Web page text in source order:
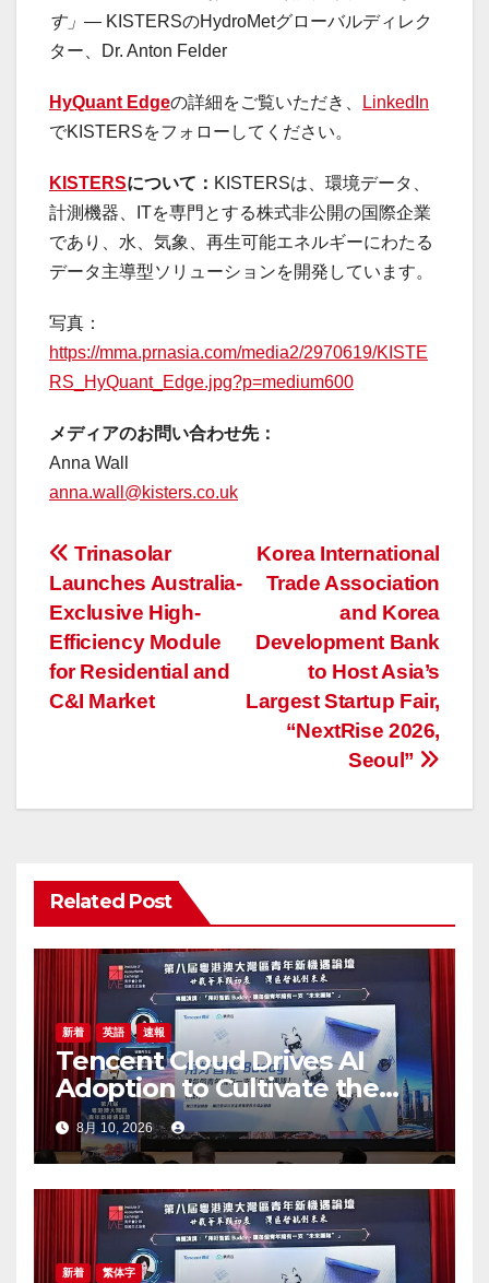
す」— KISTERSのHydroMetグローバルディレク
ター、Dr. Anton Felder
HyQuant Edgeの詳細をご覧いただき、
LinkedIn
でKISTERSをフォローしてください。
KISTERSについて： KISTERSは、環境データ、
計測機器、ITを専門とする株式非公開の国際企業
であり、水、気象、再生可能エネルギーにわたる
データ主導型ソリューションを開発しています。
写真：
https://mma.prnasia.com/media2/2970619/KISTE
RS_HyQuant_Edge.jpg?p=medium600
メディアのお問い合わせ先：
Anna Wall
anna.wall@kisters.co.uk
投
稿
ナ
ビ
ョ
ン
Korea International
Trade Association
and Korea
Development Bank
to Host Asia’s
Largest Startup Fair,
“NextRise 2026,
Seoul”
Trinasolar
Launches Australia-
Exclusive High-
Efficiency Module
for Residential and
C&I Market
Related Post
新着 英語 速報
Tencent Cloud Drives AI
Adoption to Cultivate the
Greater Bay Area’s Next
Generation of Digital Talent
8月 10, 2026
新着 繁体字